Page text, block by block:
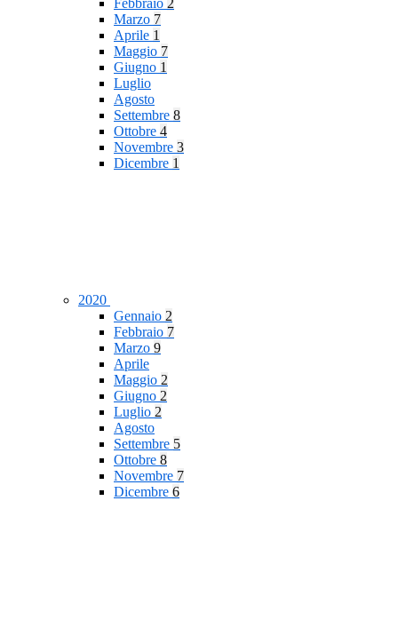
Febbraio 2
Marzo 7
Aprile 1
Maggio 7
Giugno 1
Luglio
Agosto
Settembre 8
Ottobre 4
Novembre 3
Dicembre 1
2020
Gennaio 2
Febbraio 7
Marzo 9
Aprile
Maggio 2
Giugno 2
Luglio 2
Agosto
Settembre 5
Ottobre 8
Novembre 7
Dicembre 6